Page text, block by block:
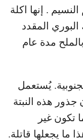
. إنها اكلة
المقدد
مدة عام
يُستعمل
جذور هذه النبتة
تكون غير
ما يجعلها قاتلة.